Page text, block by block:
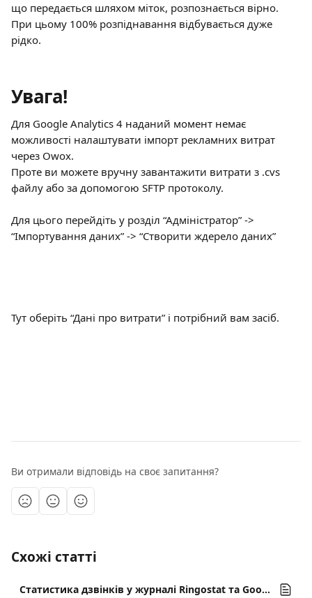
що передається шляхом міток, розпознається вірно.
При цьому 100% розпіднавання відбувається дуже
рідко.
Увага!
Для Google Analytics 4 наданий момент немає
можливості налаштувати імпорт рекламних витрат
через Owoх.
Проте ви можете вручну завантажити витрати з .cvs
файлу або за допомогою SFTP протоколу.
Для цього перейдіть у розділ “Адміністратор” ->
“Імпортування даних” -> “Створити ждерело даних”
Тут оберіть “Дані про витрати” і потрібний вам засіб.
Ви отримали відповідь на своє запитання?
Схожі статті
Статистика дзвінків у журналі Ringostat та Google Analytics 4